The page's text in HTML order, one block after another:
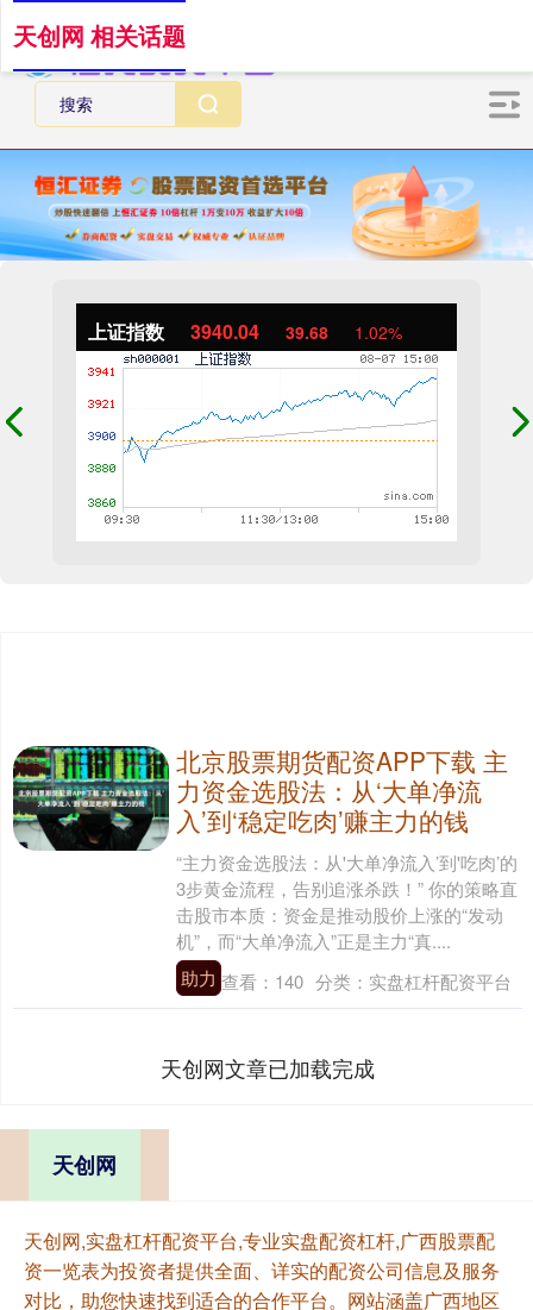
上证指数 3940.04 39.68 1.02%
天创网 相关话题
北京股票期货配资APP下载 主
力资金选股法：从‘大单净流
入’到‘稳定吃肉’赚主力的钱
“主力资金选股法：从'大单净流入’到'吃肉’的
3步黄金流程，告别追涨杀跌！” 你的策略直
击股市本质：资金是推动股价上涨的“发动
机”，而“大单净流入”正是主力“真....
助力 查看： 140 分类： 实盘杠杆配资平台
天创网文章已加载完成
天创网
天创网,实盘杠杆配资平台,专业实盘配资杠杆,广西股票配
资一览表为投资者提供全面、详实的配资公司信息及服务
对比，助您快速找到适合的合作平台。网站涵盖广西地区